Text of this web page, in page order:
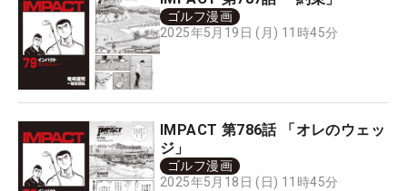
ゴルフ漫画
2025年5月19日 (月) 11時45分
IMPACT 第786話 「オレのウェッ
ジ」
ゴルフ漫画
2025年5月18日 (日) 11時45分